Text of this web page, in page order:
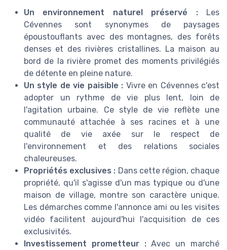
Un environnement naturel préservé : Les
Cévennes sont synonymes de paysages
époustouflants avec des montagnes, des forêts
denses et des rivières cristallines. La maison au
bord de la rivière promet des moments privilégiés
de détente en pleine nature.
Un style de vie paisible : Vivre en Cévennes c'est
adopter un rythme de vie plus lent, loin de
l'agitation urbaine. Ce style de vie reflète une
communauté attachée à ses racines et à une
qualité de vie axée sur le respect de
l'environnement et des relations sociales
chaleureuses.
Propriétés exclusives : Dans cette région, chaque
propriété, qu'il s'agisse d'un mas typique ou d'une
maison de village, montre son caractère unique.
Les démarches comme l'annonce ami ou les visites
vidéo facilitent aujourd'hui l'acquisition de ces
exclusivités.
Investissement prometteur :Avec un marché